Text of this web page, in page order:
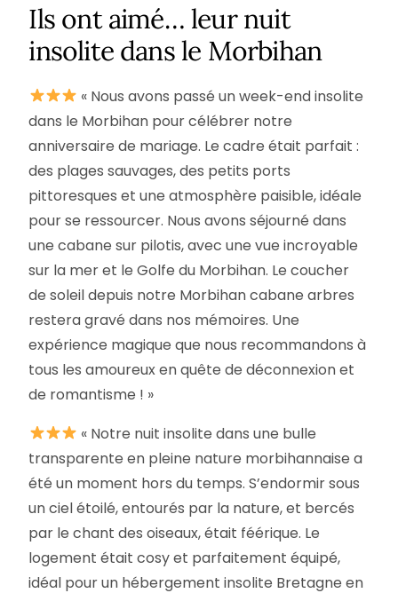
Ils ont aimé… leur nuit
insolite dans le Morbihan
« Nous avons passé un week-end insolite
dans le Morbihan pour célébrer notre
anniversaire de mariage. Le cadre était parfait :
des plages sauvages, des petits ports
pittoresques et une atmosphère paisible, idéale
pour se ressourcer. Nous avons séjourné dans
une cabane sur pilotis, avec une vue incroyable
sur la mer et le Golfe du Morbihan. Le coucher
de soleil depuis notre Morbihan cabane arbres
restera gravé dans nos mémoires. Une
expérience magique que nous recommandons à
tous les amoureux en quête de déconnexion et
de romantisme ! »
« Notre nuit insolite dans une bulle
transparente en pleine nature morbihannaise a
été un moment hors du temps. S’endormir sous
un ciel étoilé, entourés par la nature, et bercés
par le chant des oiseaux, était féérique. Le
logement était cosy et parfaitement équipé,
idéal pour un hébergement insolite Bretagne en